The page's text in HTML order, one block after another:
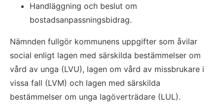
Handläggning och beslut om
bostadsanpassningsbidrag.
Nämnden fullgör kommunens uppgifter som åvilar
social enligt lagen med särskilda bestämmelser om
vård av unga (LVU), lagen om vård av missbrukare i
vissa fall (LVM) och lagen med särskilda
bestämmelser om unga lagöverträdare (LUL).